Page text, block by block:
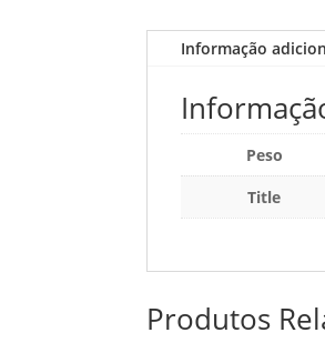
Informação
Peso
Title
Produtos